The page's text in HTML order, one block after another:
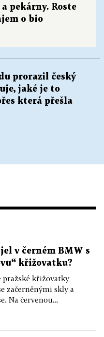
pekárny. Roste
o bio
prorazil český
jaké je to
která přešla
v černém BMW s
křižovatku?
pražské křižovatky
začerněnými skly a
Na červenou...